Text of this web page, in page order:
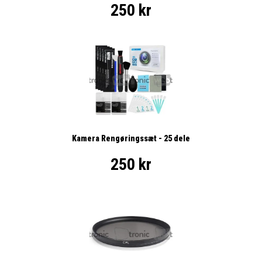
250 kr
Kamera Rengøringssæt - 25 dele
250 kr